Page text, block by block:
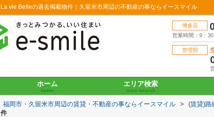
La vie Belleの過去掲載物件｜久留米市周辺の不動産の事ならイースマイル
博多店
営業時間：9：
管理部
ホーム
home
エリア検索
area search
福岡市・久留米市周辺の賃貸・不動産の事ならイースマイル > (賃貸)路
件